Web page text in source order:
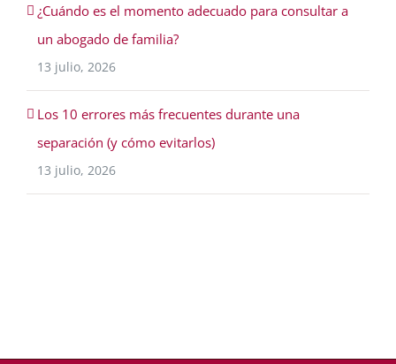
¿Cuándo es el momento adecuado para consultar a
un abogado de familia?
13 julio, 2026
Los 10 errores más frecuentes durante una
separación (y cómo evitarlos)
13 julio, 2026